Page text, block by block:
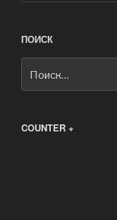
ПОИСК
COUNTER +